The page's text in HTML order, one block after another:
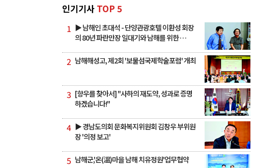
인기기사 TOP 5
1 ▶ 남해인 초대석 - 단양관광호텔 이환성 회장
의 80년 파란만장 일대기와 남해를 위한 …
2 남해해성고, 제2회 '보물섬국제학술포럼' 개최
3 [향우를 찾아서] "사하의 재도약, 성과로 증명
하겠습니다!"
4 ▶ 경남도의회 문화복지위원회 김창우 부위원
장 '의정 보고'
5 남해군,'온(溫)마을 남해 치유정원'업무협약